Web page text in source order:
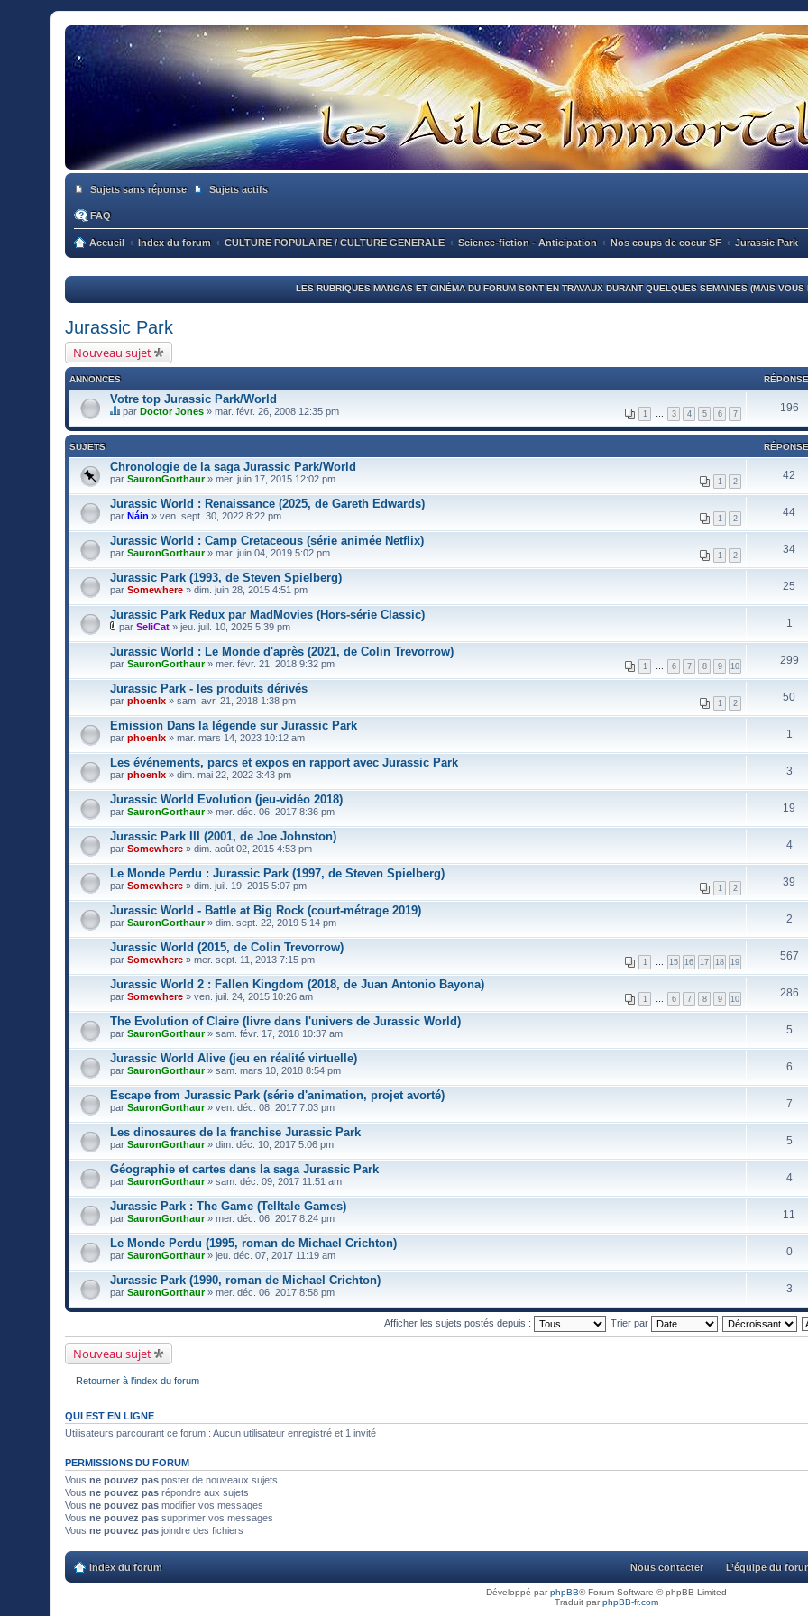
Sujets sans réponse Sujets actifs
FAQ
Accueil Index du forum CULTURE POPULAIRE / CULTURE GENERALE Science-fiction - Anticipation Nos coups de coeur SF Jurassic Park
LES RUBRIQUES MANGAS ET CINÉMA DU FORUM SONT EN TRAVAUX DURANT QUELQUES SEMAINES (MAIS
Jurassic Park
Nouveau sujet
ANNONCES
Votre top Jurassic Park/World
1 … 3 4 5 6 7
C
e
j
e
t
a
u
n
s
o
n
a
g
e
.
par Doctor Jones » mar. févr. 26, 2008 12:35 pm 196
SUJETS
Chronologie de la saga Jurassic Park/World
1 2
par SauronGorthaur» mer. juin 17, 2015 12:02 pm 42
Jurassic World : Renaissance (2025, de Gareth Edwards)
1 2
par Náin » ven. sept. 30, 2022 8:22 pm 44
Jurassic World : Camp Cretaceous (série animée Netflix)
1 2
par SauronGorthaur» mar. juin 04, 2019 5:02 pm 34
Jurassic Park (1993, de Steven Spielberg)
par Somewhere » dim. juin 28, 2015 4:51 pm 25
Jurassic Park Redux par MadMovies (Hors-série Classic)
F
i
c
h
i
e
r
s
)
j
o
i
n
t
(
s
par SeliCat » jeu. juil. 10, 2025 5:39 pm 1
Jurassic World : Le Monde d'après (2021, de Colin Trevorrow)
1 … 6 7 8 9 10
par SauronGorthaur» mer. févr. 21, 2018 9:32 pm 299
Jurassic Park - les produits dérivés
1 2
par phoenlx » sam. avr. 21, 2018 1:38 pm 50
Emission Dans la légende sur Jurassic Park
par phoenlx » mar. mars 14, 2023 10:12 am 1
Les événements, parcs et expos en rapport avec Jurassic Park
par phoenlx » dim. mai 22, 2022 3:43 pm 3
Jurassic World Evolution (jeu-vidéo 2018)
par SauronGorthaur» mer. déc. 06, 2017 8:36 pm 19
Jurassic Park III (2001, de Joe Johnston)
par Somewhere » dim. août 02, 2015 4:53 pm 4
Le Monde Perdu : Jurassic Park (1997, de Steven Spielberg)
1 2
par Somewhere » dim. juil. 19, 2015 5:07 pm 39
Jurassic World - Battle at Big Rock (court-métrage 2019)
par SauronGorthaur» dim. sept. 22, 2019 5:14 pm 2
Jurassic World (2015, de Colin Trevorrow)
1 … 15 16 17 18 19
par Somewhere » mer. sept. 11, 2013 7:15 pm 567
Jurassic World 2 : Fallen Kingdom (2018, de Juan Antonio Bayona)
1 … 6 7 8 9 10
par Somewhere » ven. juil. 24, 2015 10:26 am 286
The Evolution of Claire (livre dans l'univers de Jurassic World)
par SauronGorthaur» sam. févr. 17, 2018 10:37 am 5
Jurassic World Alive (jeu en réalité virtuelle)
par SauronGorthaur» sam. mars 10, 2018 8:54 pm 6
Escape from Jurassic Park (série d'animation, projet avorté)
par SauronGorthaur» ven. déc. 08, 2017 7:03 pm 7
Les dinosaures de la franchise Jurassic Park
par SauronGorthaur» dim. déc. 10, 2017 5:06 pm 5
Géographie et cartes dans la saga Jurassic Park
par SauronGorthaur» sam. déc. 09, 2017 11:51 am 4
Jurassic Park : The Game (Telltale Games)
par SauronGorthaur» mer. déc. 06, 2017 8:24 pm 11
Le Monde Perdu (1995, roman de Michael Crichton)
par SauronGorthaur» jeu. déc. 07, 2017 11:19 am 0
Jurassic Park (1990, roman de Michael Crichton)
par SauronGorthaur» mer. déc. 06, 2017 8:58 pm 3
Afficher les sujets postés depuis : Trier par
Nouveau sujet
Retourner à l’index du forum
QUI EST EN LIGNE
Utilisateurs parcourant ce forum : Aucun utilisateur enregistré et 1 invité
PERMISSIONS DU FORUM
Vous ne pouvez pas poster de nouveaux sujets
Vous ne pouvez pas répondre aux sujets
Vous ne pouvez pas modifier vos messages
Vous ne pouvez pas supprimer vos messages
Vous ne pouvez pas joindre des fichiers
Index du forum L’équipe du
Nous contacter
Développé parphpBB® Forum Software © phpBB Limited
Traduit parphpBB-fr.com